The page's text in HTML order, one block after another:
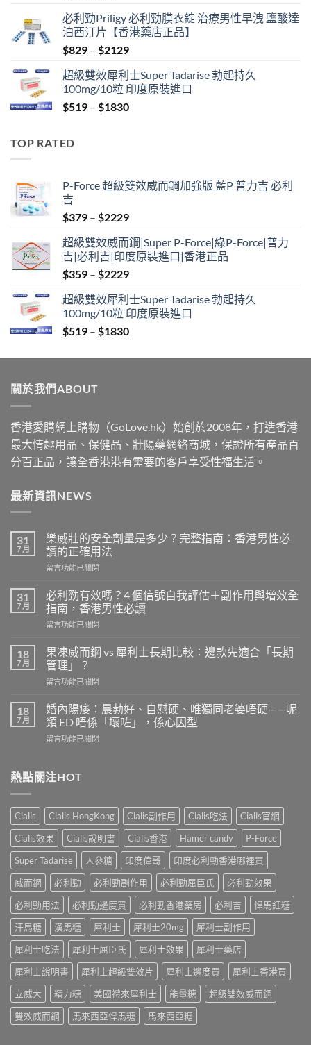
was:
$499.
is:
$399.
必利勁Priligy 必利勁膜衣錠 治療男性早洩 鹽酸達
泊西汀片【香港藥店正品】
$829 – $2129Price
$829
through
$2129
超級雙效犀利士Super Tadarise 勃起持久
100mg/10粒 印度原裝進口
$519 – $1830Price
TOP RATED
P-Force 超級雙效威而鋼加強版 藍P 普力吉 必利
吉
$379 – $2229Price
$379
through
$2229
超級雙效威而鋼|Super P-Force|綠P-Force|普力
吉|必利吉|印度原裝進口|香港正品
$359 – $2229Price
$359
through
$2229
超級雙效犀利士Super Tadarise 勃起持久
100mg/10粒 印度原裝進口
$519 – $1830Price
$519
關於我們ABOUT
香港愛購網上購物（GoLove.hk）始創於2008年，打造香港
最大情趣用品、保健品、壯陽藥網絡商城，保證所有產品百
分百正品，讓全香港港有需要的客戶享受性福生活。
最新資訊NEWS
31
7 月
樂威壯的安全劑量是多少？完整指南：香港男性必
讀的正確用法
在
威
壯
的
安
劑
量
是
多
完
整
南：
男
讀
的
正
確
用
法〉
留言功能已關閉
31
7 月
必利勁有效嗎？4 個信號自我評估＋副作用與增效全
指南，香港男性必讀
在
利
勁
有
效
4
個
信
號
評
副
作
用
與
增
效
指
南，
香
男
性
必
讀〉
留言功能已關閉
18
7 月
果凍威而鋼 vs 犀利士長期比較：邊款先適合「長期
管理」？
在
凍
威
而
鋼
利
期
比
較：
邊
款
先
合
「長
期
理」？〉
中
留言功能已關閉
18
7 月
婚內陽痿：晨勃好、自慰硬、唯獨同老婆唔硬——呢
類 ED 唔係「壞咗」，係心因型
在
陽
痿：
勃
好、
自
慰
硬、
唯
同
老
婆
硬
——
呢
類
ED
係
「壞
留言功能已關閉
熱點關注HOT
Cialis Cialis HongKong Cialis副作用 Cialis吃法
Cialis官網
Cialis效果
Cialis說明書 Cialis香港 Hamer candy
P-Force
Super Tadarise
人參糖 印度偉哥
印度必利勁香港哪裡買
威而鋼
必利勁 必利勁副作用 必利勁屈臣氏
必利勁效果
必利勁用法
必利勁邊度買 必利勁香港藥房 必利吉
悍馬紅糖
汗馬糖
漢馬糖 犀利士 犀利士20mg
犀利士副作用
犀利士吃法
犀利士屈臣氏 犀利士效果
犀利士藥店
犀利士說明書
犀利士超級雙效片 犀利士邊度買
犀利士香港買
立威大
精力糖 美國禮來犀利士 能量糖
超級雙效威而鋼
雙效威而鋼
馬來西亞悍馬糖 馬來西亞糖